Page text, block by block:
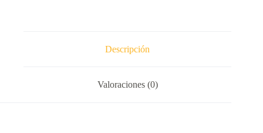
Descripción
Valoraciones (0)